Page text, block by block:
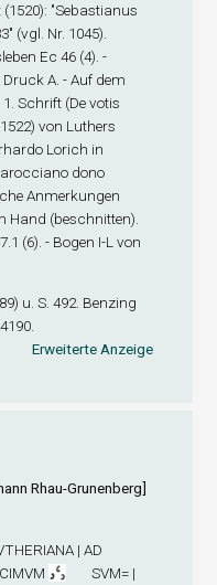
"Sebastianus
(vgl. Nr. 1045).
Ec 46 (4). -
Druck A. - Auf dem
Schrift (De votis
von Luthers
Lorich in
dono
Anmerkungen
Hand (beschnitten).
(6). - Bogen I-L von
u. S. 492. Benzing
Erweiterte Anzeige
Rhau-Grunenberg]
| AD
SVM= |